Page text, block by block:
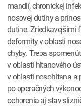
mandlí, chronickej
nosovej dutiny a
dutine. Zriedkavejšími
deformity v oblasti
chyby. Treba
v oblasti hltanového
v oblasti nosohltana a
po operačných
ochorenia aj stav